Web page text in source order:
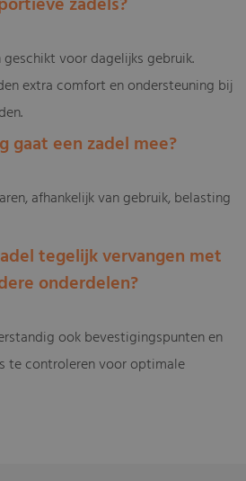
voor dagelijks gebruik.
extra comfort en ondersteuning bij
gaat een zadel mee?
afhankelijk van gebruik, belasting
tegelijk vervangen met
onderdelen?
ook bevestigingspunten en
te controleren voor optimale